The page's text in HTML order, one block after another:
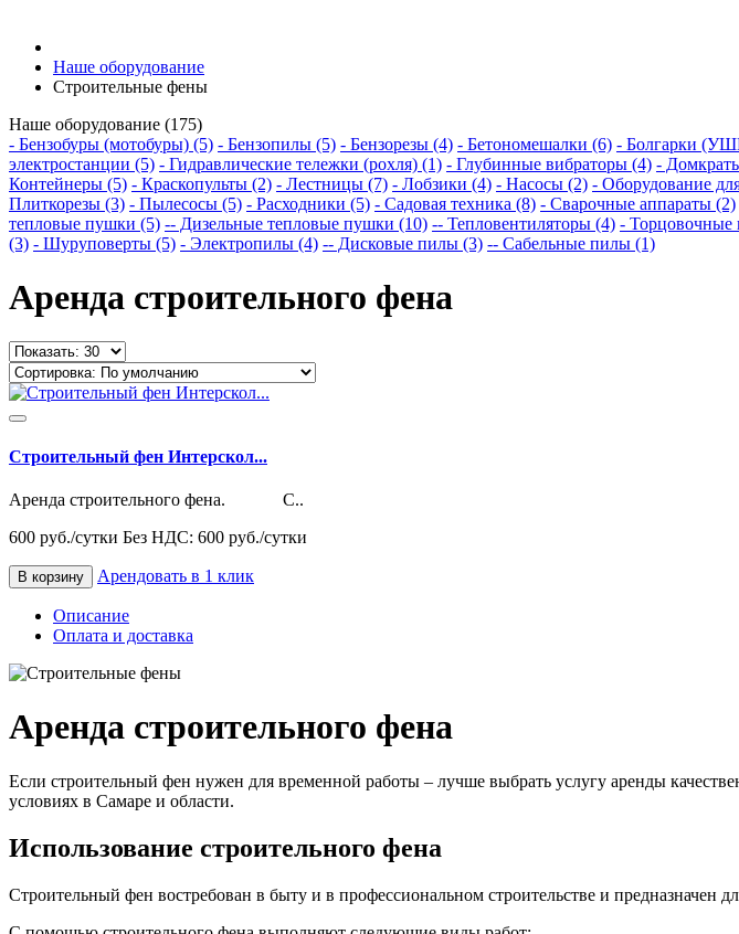
Наше оборудование
Строительные фены
Наше оборудование (175)
- Бензобуры (мотобуры) (5) - Бензопилы (5) - Бензорезы (4) - Бетономешалки (6) - Болгарки
электростанции (5) - Гидравлические тележки (рохля) (1) - Глубинные вибраторы (4) -
Контейнеры (5) - Краскопульты (2) - Лестницы (7) - Лобзики (4) - Насосы (2) - Оборудование
Плиткорезы (3) - Пылесосы (5) - Расходники (5) - Садовая техника (8) - Сварочные аппараты (2)
тепловые пушки (5) -- Дизельные тепловые пушки (10) -- Тепловентиляторы (4) - Торцовочные
(3) - Шуруповерты (5) - Электропилы (4) -- Дисковые пилы (3) -- Сабельные пилы (1)
Аренда строительного фена
Строительный фен Интерскол...
Аренда строительного фена. С..
600 руб./сутки Без НДС: 600 руб./сутки
В корзину Арендовать в 1 клик
Описание
Оплата и доставка
Аренда строительного фена
Если строительный фен нужен для временной работы – лучше выбрать услугу аренды
условиях в Самаре и области.
Использование строительного фена
Строительный фен востребован в быту и в профессиональном строительстве и предназначен